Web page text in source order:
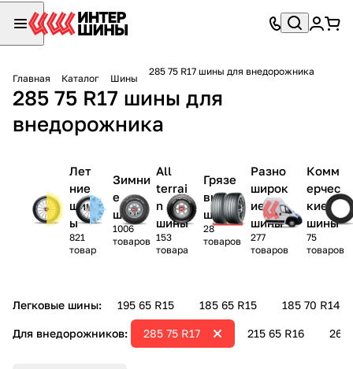
Главная Каталог Шины
285 75 R17 шины для внедорожника
285 75 R17 шины для
внедорожника
Лет
ние
шин
ы
821
товар
Зимни
е
шины
1006
товаров
All
terrai
n
шины
153
товара
Грязе
вые
шины
28
товаров
Разно
широк
ие
шины
277
товаров
Комм
ерчес
кие
шины
75
товаров
Легковые шины: 195 65 R15 185 65 R15 185 70 R14
Для внедорожников: 215 65 R16 265
285 75 R17